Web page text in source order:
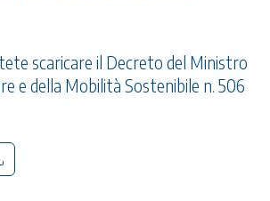
scaricare il Decreto del Ministro
e della Mobilità Sostenibile n. 506